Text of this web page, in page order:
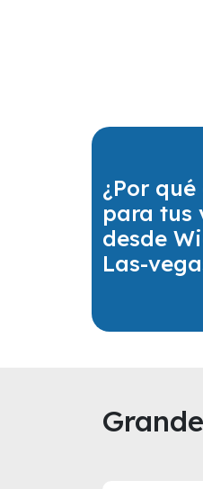
¿Por
para tus
desde
Las-